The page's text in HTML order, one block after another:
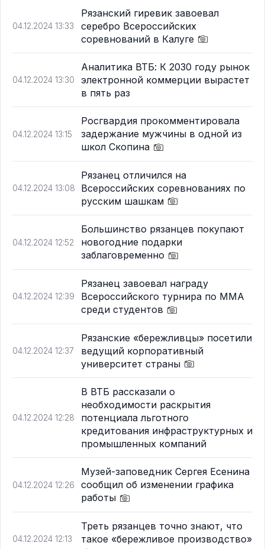
04.12.2024 13:33
Рязанский гиревик завоевал
серебро Всероссийских
соревнований в Калуге
04.12.2024 13:30
Аналитика ВТБ: К 2030 году рынок
электронной коммерции вырастет
в пять раз
04.12.2024 13:15
Росгвардия прокомментировала
задержание мужчины в одной из
школ Скопина
04.12.2024 13:08
Рязанец отличился на
Всероссийских соревнованиях по
русским шашкам
04.12.2024 12:52
Большинство рязанцев покупают
новогодние подарки
заблаговременно
04.12.2024 12:39
Рязанец завоевал награду
Всероссийского турнира по ММА
среди студентов
04.12.2024 12:37
Рязанские «бережливцы» посетили
ведущий корпоративный
университет страны
04.12.2024 12:28
В ВТБ рассказали о
необходимости раскрытия
потенциала льготного
кредитования инфраструктурных и
промышленных компаний
04.12.2024 12:26
Музей-заповедник Сергея Есенина
сообщил об изменении графика
работы
04.12.2024 12:13
Треть рязанцев точно знают, что
такое «бережливое производство»